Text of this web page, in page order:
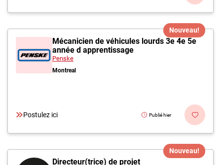
Nouveau!
Mécanicien de véhicules lourds 3e 4e 5e
année d apprentissage
Penske
Montreal
Postulez ici Publié hier
Nouveau!
Directeur(trice) de projet